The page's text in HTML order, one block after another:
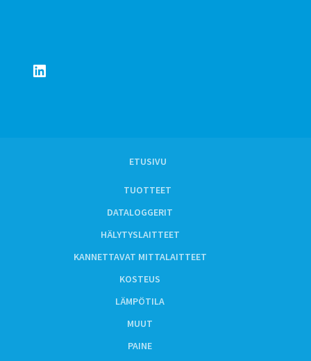
LinkedIn
ETUSIVU
TUOTTEET
DATALOGGERIT
HÄLYTYSLAITTEET
KANNETTAVAT MITTALAITTEET
KOSTEUS
LÄMPÖTILA
MUUT
PAINE